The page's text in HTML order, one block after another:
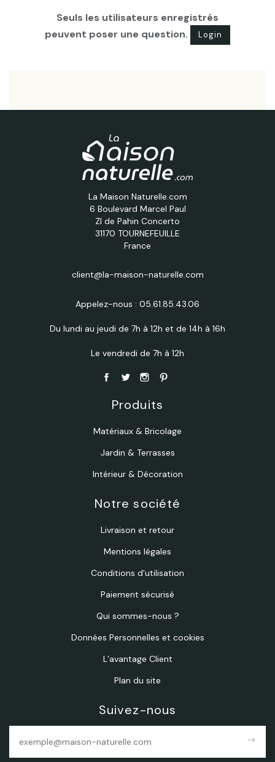
Seuls les utilisateurs enregistrés
peuvent poser une question.
Login
La Maison Naturelle.com
6 Boulevard Marcel Paul
ZI de Pahin Concerto
31170 TOURNEFEUILLE
France
client@la-maison-naturelle.com
Appelez-nous : 05.61.85.43.06
Du lundi au jeudi de 7h à 12h et de 14h à 16h
Le vendredi de 7h à 12h
Produits
Matériaux & Bricolage
Jardin & Terrasses
Intérieur & Décoration
Notre société
Livraison et retour
Mentions légales
Conditions d'utilisation
Paiement sécurisé
Qui sommes-nous ?
Données Personnelles et cookies
L’avantage Client
Plan du site
Suivez-nous
east